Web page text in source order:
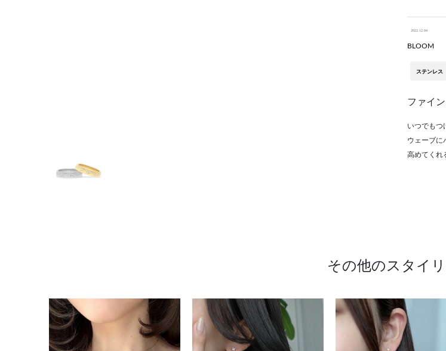
2022.12.04
BLOOM
ステンレス
ファイ
いつでもつ
ウェーブに
高めてくれ
その他のスタイ